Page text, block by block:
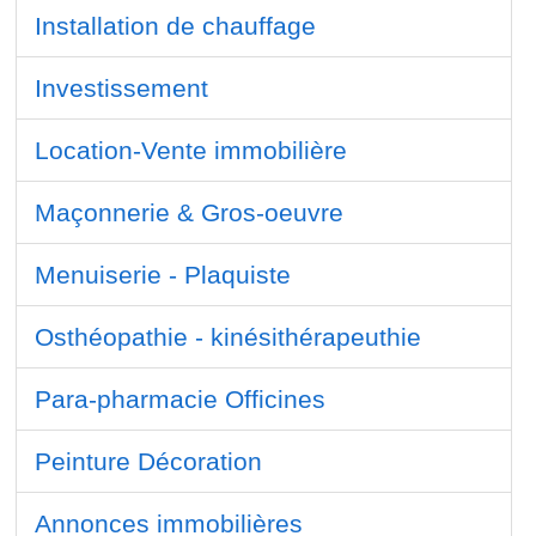
Installation de chauffage
Investissement
Location-Vente immobilière
Maçonnerie & Gros-oeuvre
Menuiserie - Plaquiste
Osthéopathie - kinésithérapeuthie
Para-pharmacie Officines
Peinture Décoration
Annonces immobilières